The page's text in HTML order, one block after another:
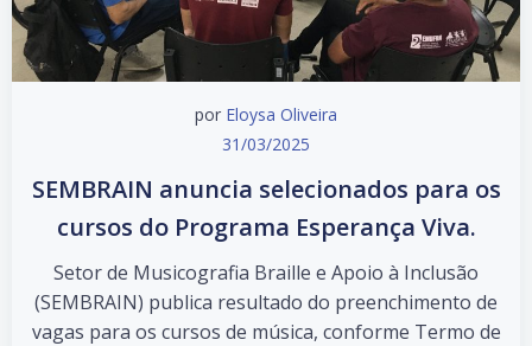
por Eloysa Oliveira
31/03/2025
SEMBRAIN anuncia selecionados para os
cursos do Programa Esperança Viva.
Setor de Musicografia Braille e Apoio à Inclusão
(SEMBRAIN) publica resultado do preenchimento de
vagas para os cursos de música, conforme Termo de